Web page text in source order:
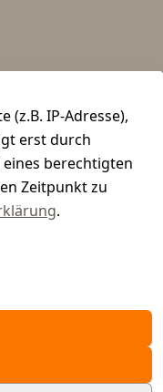
IP-Adresse),
erst durch
berechtigten
Zeitpunkt zu
.